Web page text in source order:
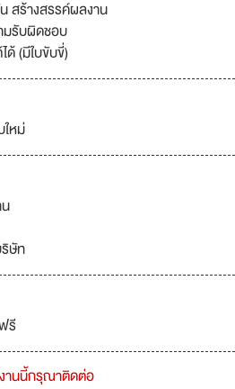
สร้างสรรค์ผลงาน
รับผิดชอบ
(มีใบขับขี่)
หม่
ษัท
รี
านนี้กรุณาติดต่อ